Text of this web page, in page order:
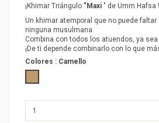
¡Khimar Triángulo "Maxi " de Umm Hafsa !
Un khimar atemporal que no puede
ninguna musulmana.
Combina con todos los atuendos, ya sea
¡De ti depende combinarlo con lo que
Colores : Camello